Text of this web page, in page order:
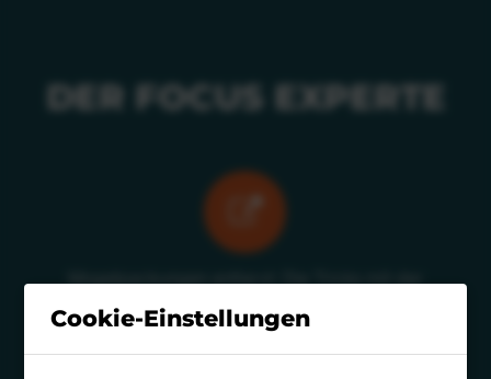
Cookie-Einstellungen
DER FOCUS EXPERTE
Mogelpackungen entlarvt: Die Tricks mit der
Verpackung